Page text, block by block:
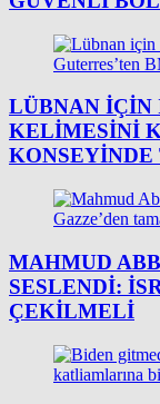
LÜBNAN IÇIN
KELIMESINI
MAHMUD
SESLENDI:
ÇEKILMELI